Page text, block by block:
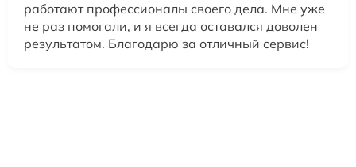
работают профессионалы своего дела. Мне уже
не раз помогали, и я всегда оставался доволен
результатом. Благодарю за отличный сервис!